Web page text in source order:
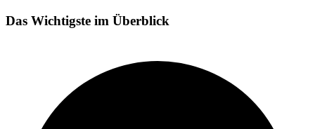
Das Wichtigste im Überblick